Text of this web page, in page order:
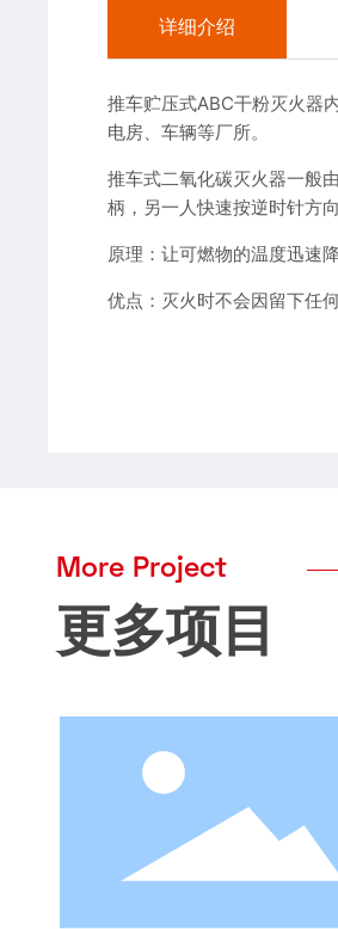
详细介绍
推车贮压式ABC干粉灭火器
电房、车辆等厂所。
推车式二氧化碳灭火器一般
柄，另一人快速按逆时针方
原理：让可燃物的温度迅速
优点：灭火时不会因留下任
More Project
更多项目